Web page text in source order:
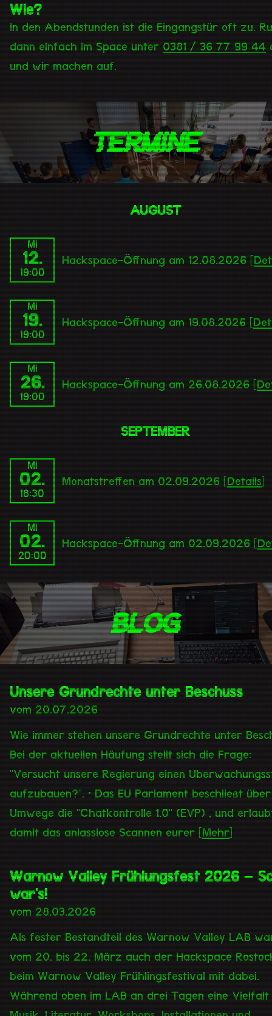
Wie?
In den Abendstunden ist die Eingangstür oft zu.
dann einfach im Space unter 0381 / 36 77 99 44
und wir machen auf.
Termine
AUGUST
Mi
12.
19:00
Hackspace-Öffnung am 12.08.2026 [
Mi
19.
19:00
Hackspace-Öffnung am 19.08.2026 [
Mi
26.
19:00
Hackspace-Öffnung am 26.08.2026 [
SEPTEMBER
Mi
02.
18:30
Monatstreffen am 02.09.2026 [Details]
Mi
02.
20:00
Hackspace-Öffnung am 02.09.2026 [
Blog
Unsere Grundrechte unter Beschuss
vom 20.07.2026
Wie immer stehen unsere Grundrechte unter
Bei der aktuellen Häufung stellt sich die Frage:
"Versucht unsere Regierung einen
aufzubauen?". • Das EU Parlament beschließt über
Umwege die "Chatkontrolle 1.0" (EVP) , und
damit das anlasslose Scannen eurer [ Mehr]
Warnow Valley Frühlungsfest 2026 –
war's!
vom 28.03.2026
Als fester Bestandteil des Warnow Valley LAB
vom 20. bis 22. März auch der Hackspace
beim Warnow Valley Frühlingsfestival mit dabei.
Während oben im LAB an drei Tagen eine Vielfalt